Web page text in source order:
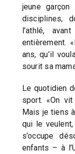
jeune
disciplines,
l’athlé,
entièrement.
ans, qu’il
sourit sa
Le quotidien
sport. «On
Mais je tiens
qui le
s’occupe
enfants – à